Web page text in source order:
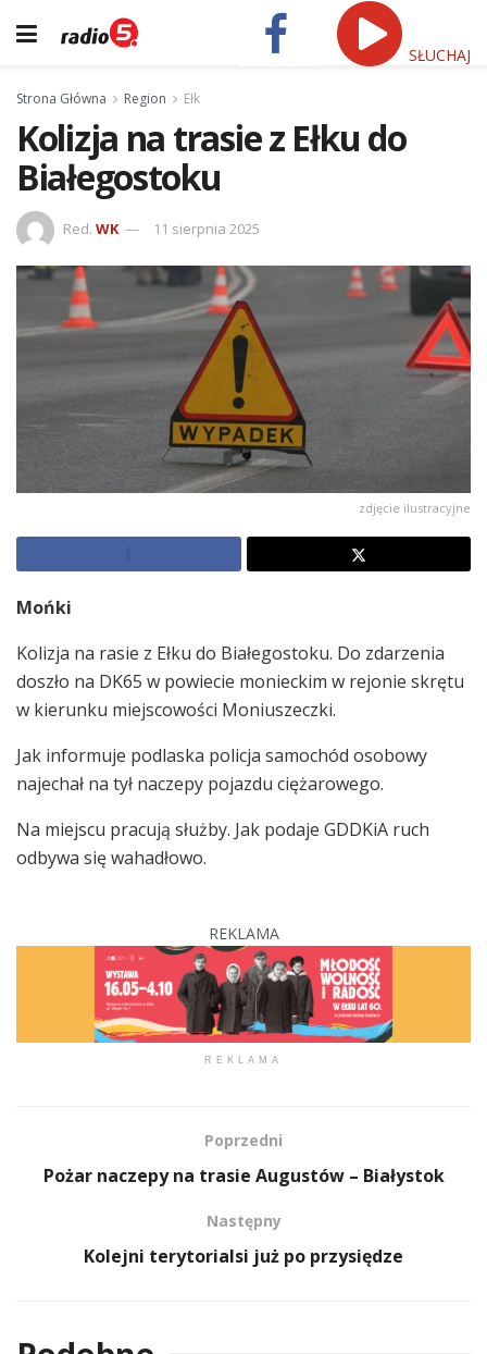
SŁUCHAJ
Strona Główna Region Ełk
Kolizja na trasie z Ełku do
Białegostoku
Red. WK 11 sierpnia 2025
zdjęcie ilustracyjne
Mońki
Kolizja na rasie z Ełku do Białegostoku. Do zdarzenia
doszło na DK65 w powiecie monieckim w rejonie skrętu
w kierunku miejscowości Moniuszeczki.
Jak informuje podlaska policja samochód osobowy
najechał na tył naczepy pojazdu ciężarowego.
Na miejscu pracują służby. Jak podaje GDDKiA ruch
odbywa się wahadłowo.
REKLAMA
REKLAMA
Poprzedni
Pożar naczepy na trasie Augustów – Białystok
Następny
Kolejni terytorialsi już po przysiędze